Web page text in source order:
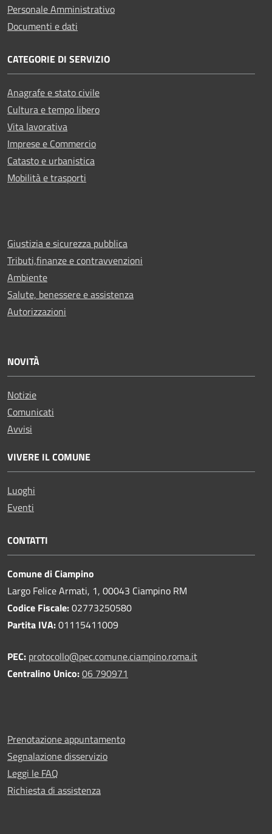
Personale Amministrativo
Documenti e dati
CATEGORIE DI SERVIZIO
Anagrafe e stato civile
Cultura e tempo libero
Vita lavorativa
Imprese e Commercio
Catasto e urbanistica
Mobilità e trasporti
Giustizia e sicurezza pubblica
Tributi,finanze e contravvenzioni
Ambiente
Salute, benessere e assistenza
Autorizzazioni
NOVITÀ
Notizie
Comunicati
Avvisi
VIVERE IL COMUNE
Luoghi
Eventi
CONTATTI
Comune di Ciampino
Largo Felice Armati, 1, 00043 Ciampino RM
Codice Fiscale:02773250580
Partita IVA:01115411009
PEC: protocollo@pec.comune.ciampino.roma.it
Centralino Unico:06 790971
Prenotazione appuntamento
Segnalazione disservizio
Leggi le FAQ
Richiesta di assistenza